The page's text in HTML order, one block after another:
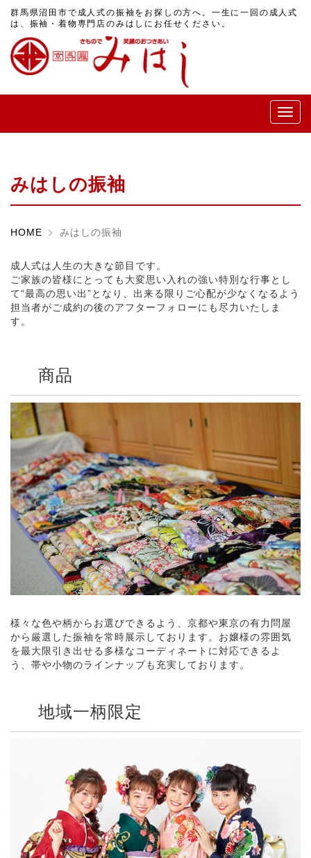
群馬県沼田市で成人式の振袖をお探しの方へ。一生に一回の成人式
は、振袖・着物専門店のみはしにお任せください。
メ
ニ
みはしの振袖
HOME みはしの振袖
成人式は人生の大きな節目です。
ご家族の皆様にとっても大変思い入れの強い特別な行事とし
て“最高の思い出”となり、出来る限りご心配が少なくなるよう
担当者がご成約の後のアフターフォローにも尽力いたしま
す。
商品
様々な色や柄からお選びできるよう、京都や東京の有力問屋
から厳選した振袖を常時展示しております。お嬢様の雰囲気
を最大限引き出せる多様なコーディネートに対応できるよ
う、帯や小物のラインナップも充実しております。
地域一柄限定